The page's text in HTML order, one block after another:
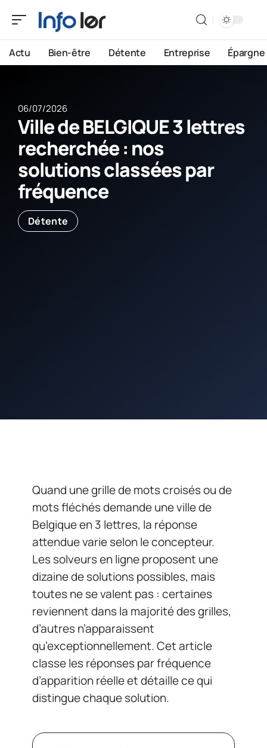
Actu Bien-être Détente Entreprise Épargne
06/07/2026
Ville de BELGIQUE 3 lettres
recherchée : nos
solutions classées par
fréquence
Détente
Quand une grille de mots croisés ou de
mots fléchés demande une ville de
Belgique en 3 lettres, la réponse
attendue varie selon le concepteur.
Les solveurs en ligne proposent une
dizaine de solutions possibles, mais
toutes ne se valent pas : certaines
reviennent dans la majorité des grilles,
d’autres n’apparaissent
qu’exceptionnellement. Cet article
classe les réponses par fréquence
d’apparition réelle et détaille ce qui
distingue chaque solution.